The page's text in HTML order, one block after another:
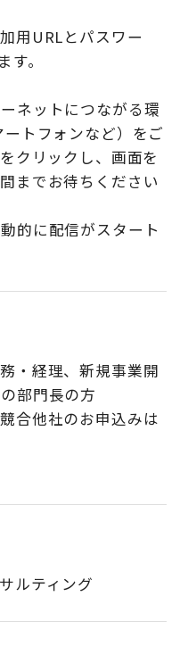
用URLとパスワー
。
ネットにつながる環
トフォンなど）をご
クリックし、画面を
までお待ちください
的に配信がスタート
・経理、新規事業開
部門長の方
合他社のお申込みは
ルティング